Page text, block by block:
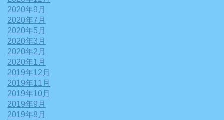
2020年9月
2020年7月
2020年5月
2020年3月
2020年2月
2020年1月
2019年12月
2019年11月
2019年10月
2019年9月
2019年8月